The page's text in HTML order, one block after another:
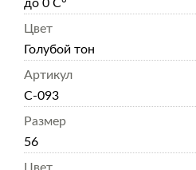
до 0 С°
Цвет
Голубой тон
Артикул
С-093
Размер
56